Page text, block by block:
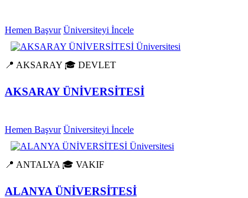
Hemen Başvur Üniversiteyi İncele
📍 AKSARAY 🎓 DEVLET
AKSARAY ÜNİVERSİTESİ
Hemen Başvur Üniversiteyi İncele
📍 ANTALYA 🎓 VAKIF
ALANYA ÜNİVERSİTESİ